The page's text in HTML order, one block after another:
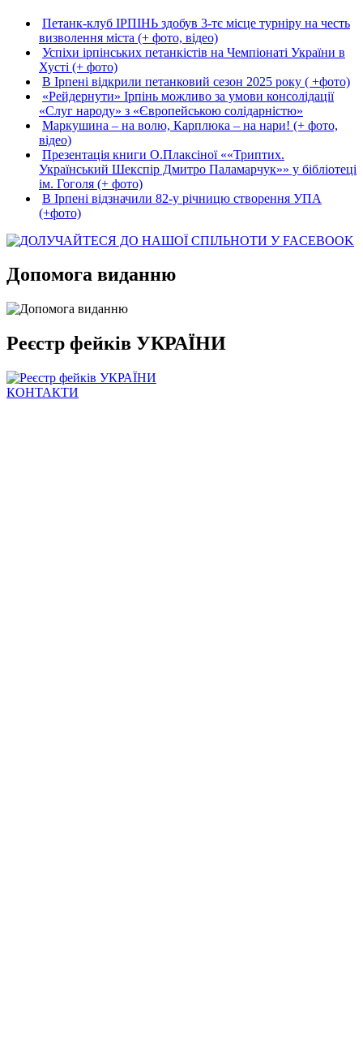
Петанк-клуб ІРПІНЬ здобув 3-тє місце турніру на честь
визволення міста (+ фото, відео)
Успіхи ірпінських петанкістів на Чемпіонаті України в
Хусті (+ фото)
В Ірпені відкрили петанковий сезон 2025 року ( +фото)
«Рейдернути» Ірпінь можливо за умови консолідації
«Слуг народу» з «Європейською солідарністю»
Маркушина – на волю, Карплюка – на нари! (+ фото,
відео)
Презентація книги О.Плаксіної ««Триптих.
Український Шекспір Дмитро Паламарчук»» у бібліотеці
ім. Гоголя (+ фото)
В Ірпені відзначили 82-у річницю створення УПА
(+фото)
Допомога виданню
Реєстр фейків УКРАЇНИ
КОНТАКТИ